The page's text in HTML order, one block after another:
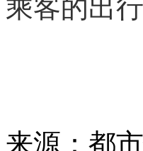
乘客的出
来源：都